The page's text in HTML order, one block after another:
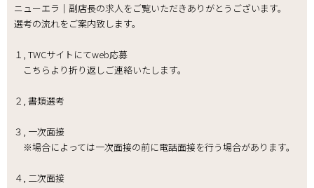
ニューエラ｜副店長の求人をご覧いただきありがとうございます。
選考の流れをご案内致します。
１, TWCサイトにてweb応募
こちらより折り返しご連絡いたします。
２, 書類選考
３, 一次面接
※場合によっては一次面接の前に電話面接を行う場合があります。
４, 二次面接